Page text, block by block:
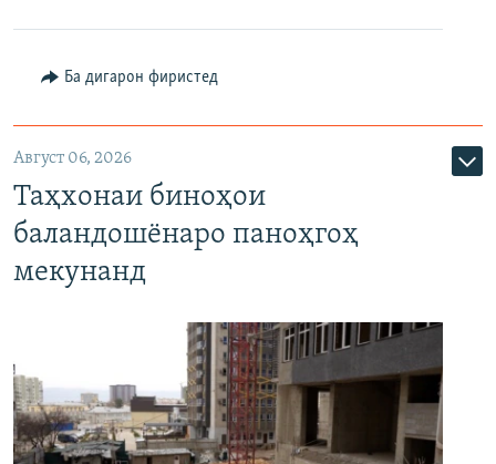
Ба дигарон фиристед
Август 06, 2026
Таҳхонаи биноҳои
баландошёнаро паноҳгоҳ
мекунанд